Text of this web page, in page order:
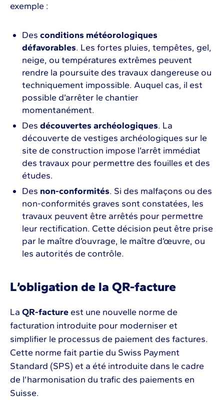
exemple :
Des conditions météorologiques
défavorables. Les fortes pluies, tempêtes, gel,
neige, ou températures extrêmes peuvent
rendre la poursuite des travaux dangereuse ou
techniquement impossible. Auquel cas, il est
possible d’arrêter le chantier
momentanément.
Des découvertes archéologiques. La
découverte de vestiges archéologiques sur le
site de construction impose l’arrêt immédiat
des travaux pour permettre des fouilles et des
études.
Des non-conformités. Si des malfaçons ou des
non-conformités graves sont constatées, les
travaux peuvent être arrêtés pour permettre
leur rectification. Cette décision peut être prise
par le maître d’ouvrage, le maître d’œuvre, ou
les autorités de contrôle.
L’obligation de la QR-facture
La QR-facture est une nouvelle norme de
facturation introduite pour moderniser et
simplifier le processus de paiement des factures.
Cette norme fait partie du Swiss Payment
Standard (SPS) et a été introduite dans le cadre
de l’harmonisation du trafic des paiements en
Suisse.